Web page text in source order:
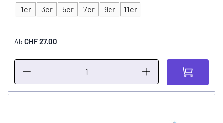
Typ
1er 3er 5er 7er 9er 11er
Ab CHF 27.00